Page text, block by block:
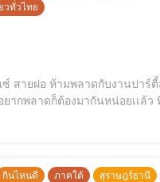
วทั่วไทย
ซ์ สายฝอ ห้ามพลาดกับงานปาร์
กินไหนดี ภาคใต้ สุราษฎร์ธานี